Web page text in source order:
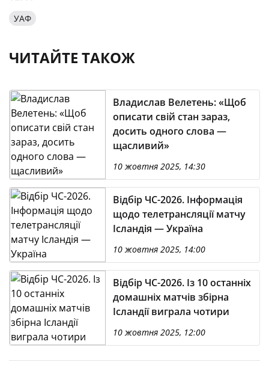
УАФ
ЧИТАЙТЕ ТАКОЖ
Владислав Велетень: «Щоб
описати свій стан зараз,
досить одного слова —
щасливий»
10 жовтня 2025, 14:30
Відбір ЧС-2026. Інформація
щодо телетрансляції матчу
Ісландія — Україна
10 жовтня 2025, 14:00
Відбір ЧС-2026. Із 10 останніх
домашніх матчів збірна
Ісландії виграла чотири
10 жовтня 2025, 12:00